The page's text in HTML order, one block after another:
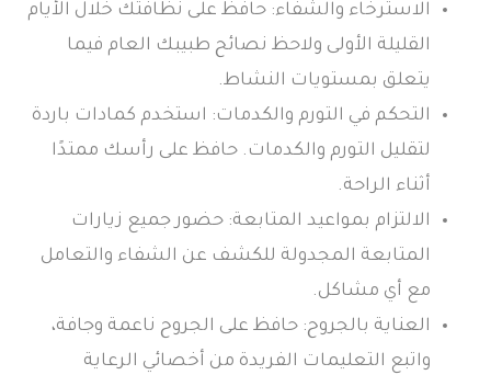
الاسترخاء والشفاء: حافظ على نظافتك خلال الأيام
القليلة الأولى ولاحظ نصائح طبيبك العام فيما
يتعلق بمستويات النشاط.
التحكم في التورم والكدمات: استخدم كمادات باردة
لتقليل التورم والكدمات. حافظ على رأسك ممتدًا
أثناء الراحة.
الالتزام بمواعيد المتابعة: حضور جميع زيارات
المتابعة المجدولة للكشف عن الشفاء والتعامل
مع أي مشاكل.
العناية بالجروح: حافظ على الجروح ناعمة وجافة،
واتبع التعليمات الفريدة من أخصائي الرعاية